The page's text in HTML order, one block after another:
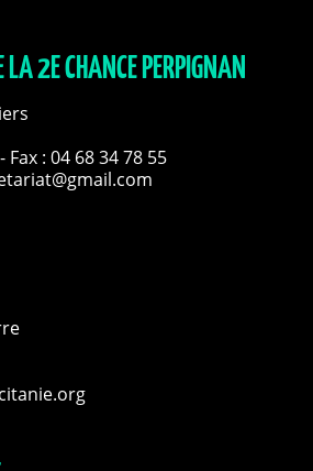
LA 2E CHANCE PERPIGNAN
- Fax : 04 68 34 78 55